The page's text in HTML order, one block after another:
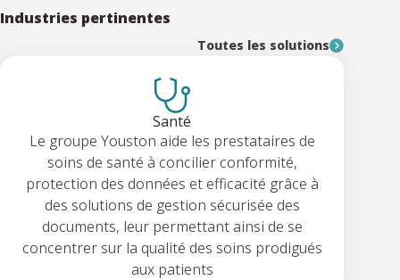
Industries pertinentes
Toutes les solutions
Santé
Le groupe Youston aide les prestataires de
soins de santé à concilier conformité,
protection des données et efficacité grâce à
des solutions de gestion sécurisée des
documents, leur permettant ainsi de se
concentrer sur la qualité des soins prodigués
aux patients